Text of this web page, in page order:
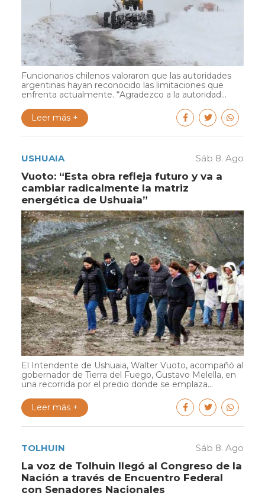
Funcionarios chilenos valoraron que las autoridades
argentinas hayan reconocido las limitaciones que
enfrenta actualmente. “Agradezco a la autoridad...
Leer más +
USHUAIA Sáb 8. Ago
Vuoto: “Esta obra refleja futuro y va a
cambiar radicalmente la matriz
energética de Ushuaia”
El Intendente de Ushuaia, Walter Vuoto, acompañó al
gobernador de Tierra del Fuego, Gustavo Melella, en
una recorrida por el predio donde se emplaza...
Leer más +
TOLHUIN Sáb 8. Ago
La voz de Tolhuin llegó al Congreso de la
Nación a través de Encuentro Federal
con Senadores Nacionales